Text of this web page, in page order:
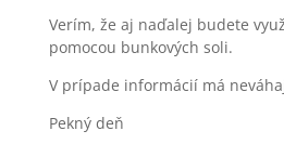
Verím, že aj naďalej budete
pomocou bunkových soli.
V prípade informácií má
Pekný deň